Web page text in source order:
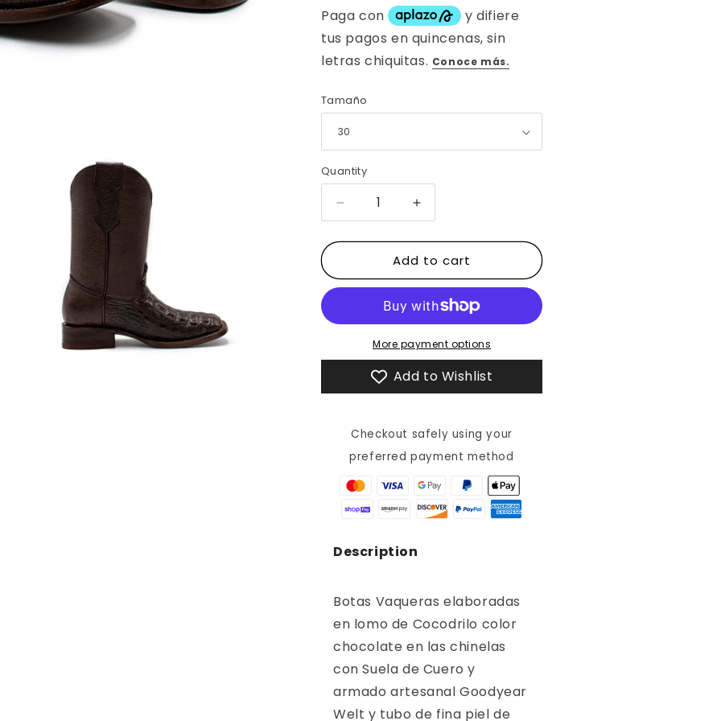
Tamaño
Quantity
Decrease
quantity
for
VAQUERAS
EXÓTICA
LOMO
COCODRILO
BG58P5G
Increase
quantity
for
BOTAS
VAQUERAS
PIEL
EXÓTICA
DE
LOMO
DE
COCODRILO
BG58P5G
Add to cart
More payment options
Add to Wishlist
Checkout safely using your
preferred payment method
Description
Botas Vaqueras elaboradas
en lomo de Cocodrilo color
chocolate en las chinelas
con Suela de Cuero y
armado artesanal Goodyear
Welt y tubo de fina piel de